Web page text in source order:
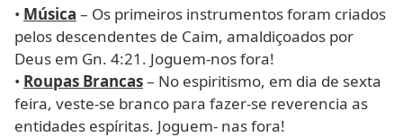
• Música – Os primeiros instrumentos foram criados
pelos descendentes de Caim, amaldiçoados por
Deus em Gn. 4:21. Joguem-nos fora!
• Roupas Brancas– No espiritismo, em dia de sexta
feira, veste-se branco para fazer-se reverencia as
entidades espíritas. Joguem- nas fora!